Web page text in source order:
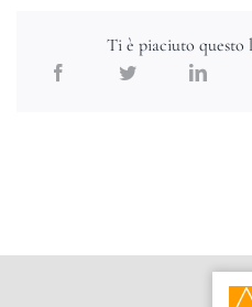
Ti è piaciuto